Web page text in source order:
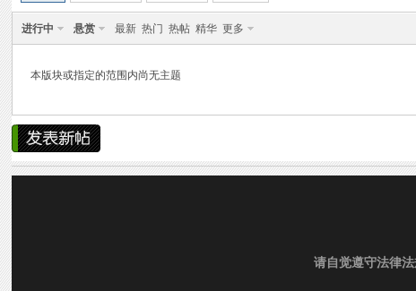
纤腰映雨光瑞瑞，美人淡妆染花堆。
美人在雨中舞翩翩，如花洒泪映窗前。
雨
进行中 悬赏 最新 热门 热帖 精华 更多
本版块或指定的范围内尚无主题
请自觉遵守法律